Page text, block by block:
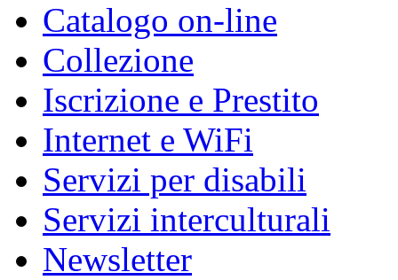
Catalogo on-line
Collezione
Iscrizione e Prestito
Internet e WiFi
Servizi per disabili
Servizi interculturali
Newsletter